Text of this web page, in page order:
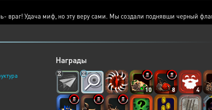
враг! Удача миф, но эту веру сами. Мы создали поднявши черный
Награды
10 8 4